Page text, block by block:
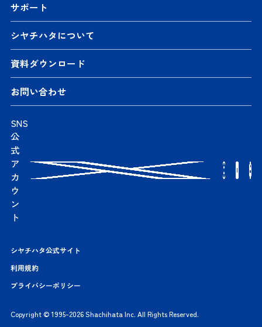
サポート
シヤチハタについて
資料ダウンロード
お問い合わせ
SNS
公
式
ア
カ
ウ
ン
ト
シヤチハタ公式サイト
利用規約
プライバシーポリシー
Copyright © 1995-2026 Shachihata Inc. All Rights Reserved.